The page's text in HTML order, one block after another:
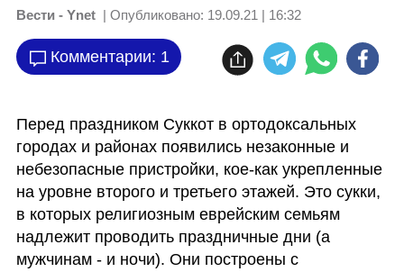
Вести - Ynet | Опубликовано: 19.09.21 | 16:32
Комментарии: 1
Перед праздником Суккот в ортодоксальных
городах и районах появились незаконные и
небезопасные пристройки, кое-как укрепленные
на уровне второго и третьего этажей. Это сукки,
в которых религиозным еврейским семьям
надлежит проводить праздничные дни (а
мужчинам - и ночи). Они построены с